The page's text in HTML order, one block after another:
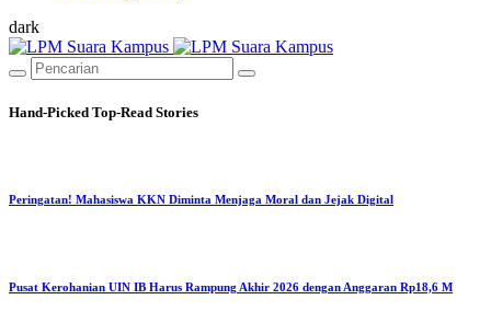
dark
Hand-Picked Top-Read Stories
Peringatan! Mahasiswa KKN Diminta Menjaga Moral dan Jejak Digital
Pusat Kerohanian UIN IB Harus Rampung Akhir 2026 dengan Anggaran Rp18,6 M